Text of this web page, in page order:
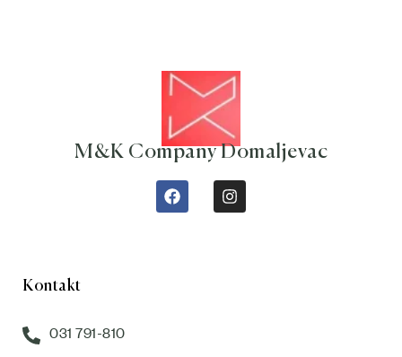
M&K Company Domaljevac
Kontakt
031 791-810